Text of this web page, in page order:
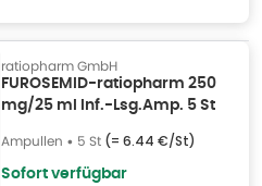
ratiopharm GmbH
FUROSEMID-ratiopharm 250
mg/25 ml Inf.-Lsg.Amp. 5 St
Ampullen • 5 St (= 6.44 €/St)
Sofort verfügbar